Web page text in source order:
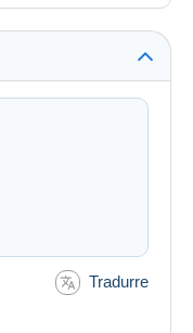
Tradurre